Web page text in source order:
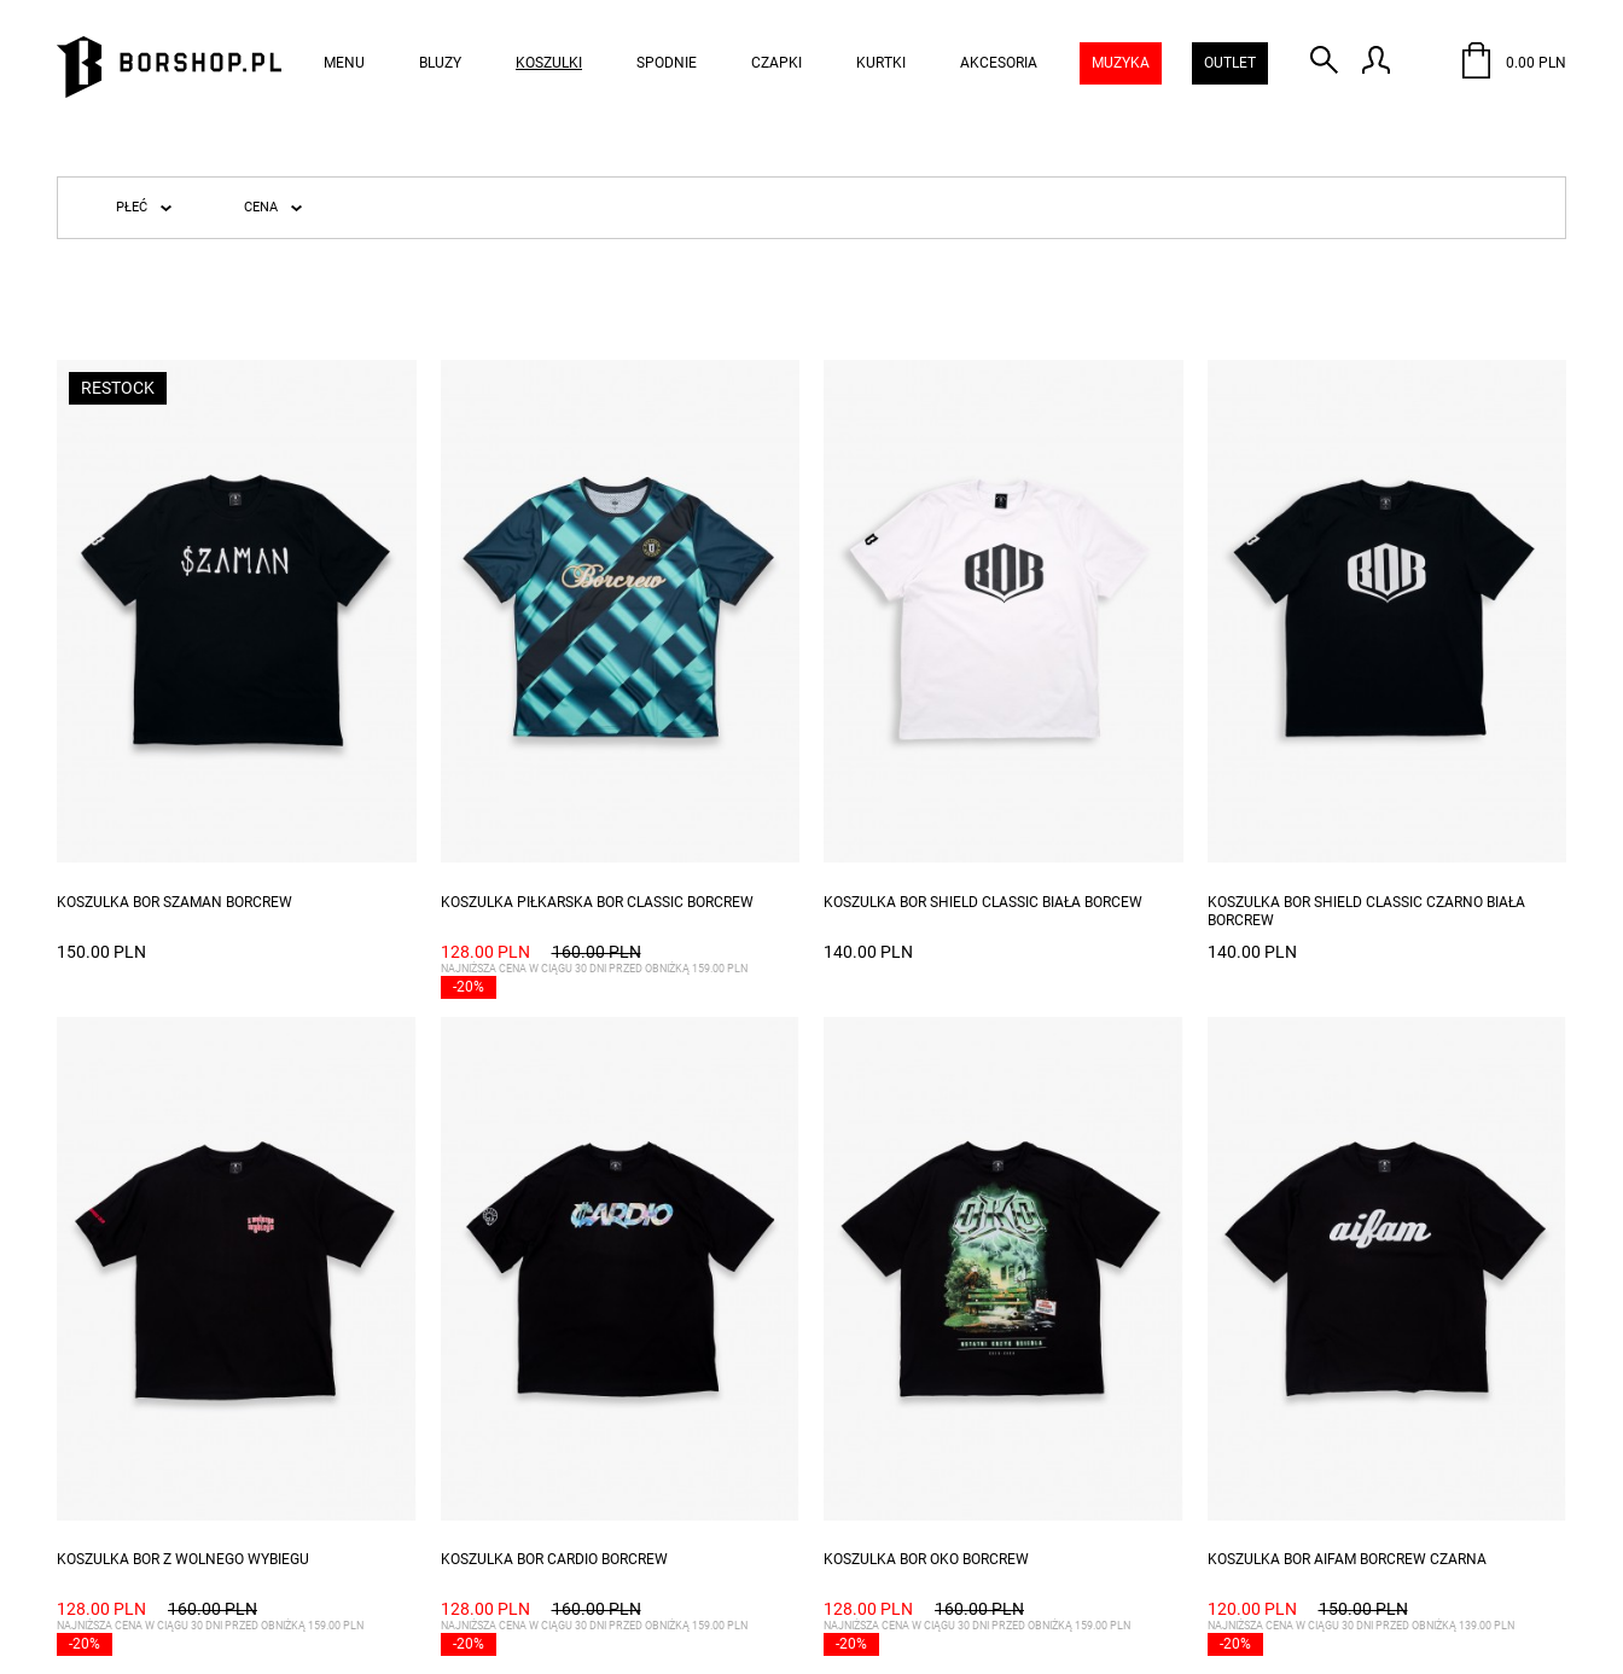
MENU BLUZY KOSZULKI SPODNIE CZAPKI KURTKI AKCESORIA MUZYKA OUTLET 0.00 PLN
PŁEĆ CENA
RESTOCK
KOSZULKA BOR SZAMAN BORCREW
150.00 PLN
KOSZULKA PIŁKARSKA BOR CLASSIC BORCREW
128.00 PLN 160.00 PLN
-20%
NAJNIŻSZA CENA W CIĄGU 30 DNI PRZED OBNIŻKĄ 159.00 PLN
KOSZULKA BOR SHIELD CLASSIC BIAŁA BORCEW
140.00 PLN
KOSZULKA BOR SHIELD CLASSIC CZARNO BIAŁA
BORCREW
140.00 PLN
KOSZULKA BOR Z WOLNEGO WYBIEGU
128.00 PLN 160.00 PLN
-20%
NAJNIŻSZA CENA W CIĄGU 30 DNI PRZED OBNIŻKĄ 159.00 PLN
KOSZULKA BOR CARDIO BORCREW
128.00 PLN 160.00 PLN
-20%
NAJNIŻSZA CENA W CIĄGU 30 DNI PRZED OBNIŻKĄ 159.00 PLN
KOSZULKA BOR OKO BORCREW
128.00 PLN 160.00 PLN
-20%
NAJNIŻSZA CENA W CIĄGU 30 DNI PRZED OBNIŻKĄ 159.00 PLN
KOSZULKA BOR AIFAM BORCREW CZARNA
120.00 PLN 150.00 PLN
-20%
NAJNIŻSZA CENA W CIĄGU 30 DNI PRZED OBNIŻKĄ 139.00 PLN